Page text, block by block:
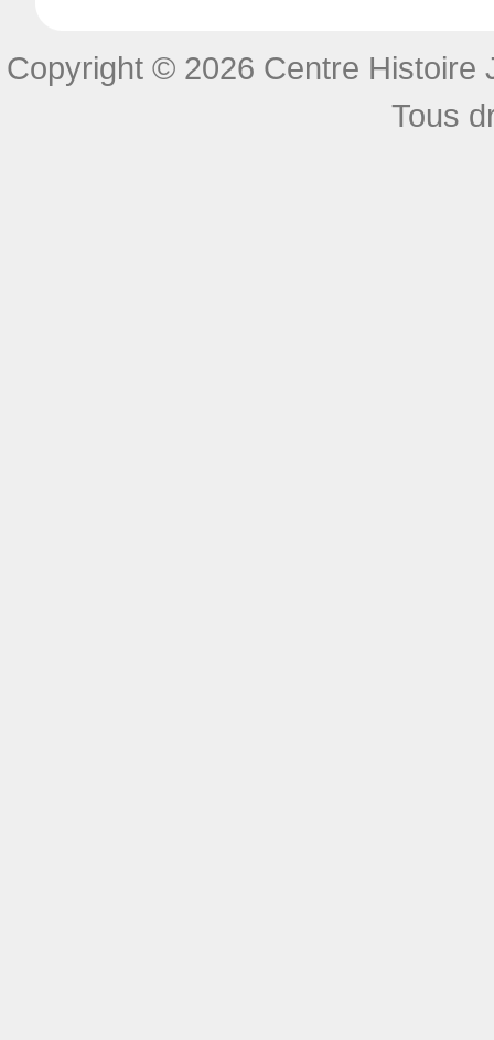
Copyright © 2026 Centre Histoire
Tous